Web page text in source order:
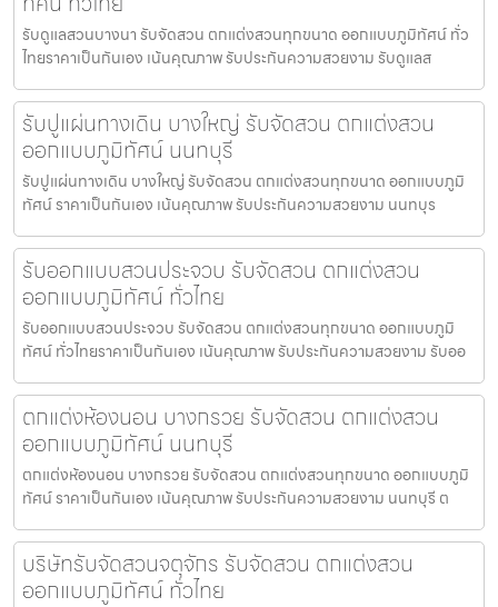
รับดูแลสวนบางนา รับจัดสวน ตกแต่งสวนทุกขนาด ออกแบบภูมิทัศน์ ทั่ว
ไทยราคาเป็นกันเอง เน้นคุณภาพ รับประกันความสวยงาม รับดูแลส
รับปูแผ่นทางเดิน บางใหญ่ รับจัดสวน ตกแต่งสวน
ออกแบบภูมิทัศน์ นนทบุรี
รับปูแผ่นทางเดิน บางใหญ่ รับจัดสวน ตกแต่งสวนทุกขนาด ออกแบบภูมิ
ทัศน์ ราคาเป็นกันเอง เน้นคุณภาพ รับประกันความสวยงาม นนทบุร
รับออกแบบสวนประจวบ รับจัดสวน ตกแต่งสวน
ออกแบบภูมิทัศน์ ทั่วไทย
รับออกแบบสวนประจวบ รับจัดสวน ตกแต่งสวนทุกขนาด ออกแบบภูมิ
ทัศน์ ทั่วไทยราคาเป็นกันเอง เน้นคุณภาพ รับประกันความสวยงาม รับออ
ตกแต่งห้องนอน บางกรวย รับจัดสวน ตกแต่งสวน
ออกแบบภูมิทัศน์ นนทบุรี
ตกแต่งห้องนอน บางกรวย รับจัดสวน ตกแต่งสวนทุกขนาด ออกแบบภูมิ
ทัศน์ ราคาเป็นกันเอง เน้นคุณภาพ รับประกันความสวยงาม นนทบุรี ต
บริษัทรับจัดสวนจตุจักร รับจัดสวน ตกแต่งสวน
ออกแบบภูมิทัศน์ ทั่วไทย